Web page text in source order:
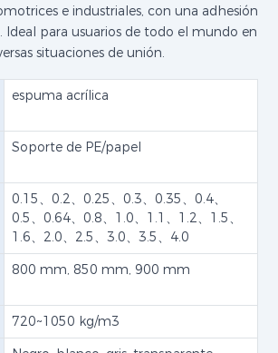
e industriales, con una adhesión
Ideal para usuarios de todo el mundo en
situaciones de unión.
espuma acrílica
Soporte de PE/papel
0.15、0.2、0.25、0.3、0.35、0.4、
0.5、0.64、0.8、1.0、1.1、1.2、1.5、
1.6、2.0、2.5、3.0、3.5、4.0
800 mm, 850 mm, 900 mm
720~1050 kg/m3